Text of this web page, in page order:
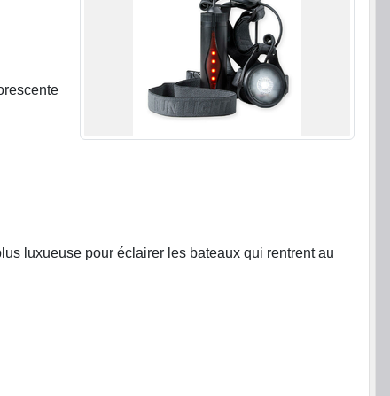
luxueuse pour éclairer les bateaux qui rentrent au